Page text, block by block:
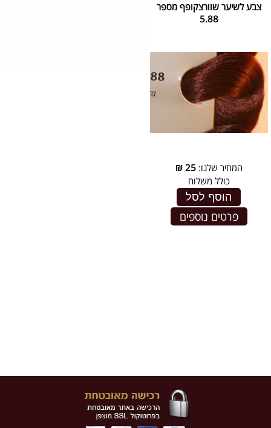
צבע לשיער שוורצקופף מספר
5.88
המחיר שלנו:25
₪
כולל משלוח
הוסף לסל
פרטים נוספים